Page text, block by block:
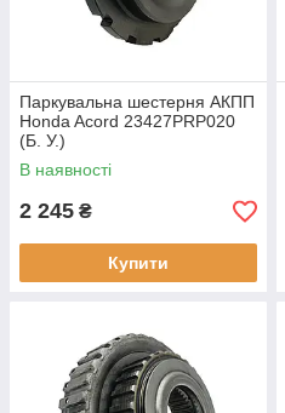
Паркувальна шестерня АКПП
Honda Acord 23427PRP020
(Б. У.)
В наявності
2 245 ₴
Купити